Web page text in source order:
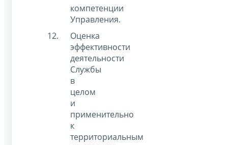
компетенции
Управления.
Оценка
эффективности
деятельности
Службы
в
целом
и
применительно
к
территориальным